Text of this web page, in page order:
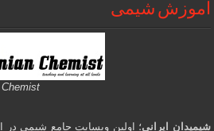
آموزش شیمی
شیمیدان ایرانی؛ اولین وبسایت جامع شیمی در